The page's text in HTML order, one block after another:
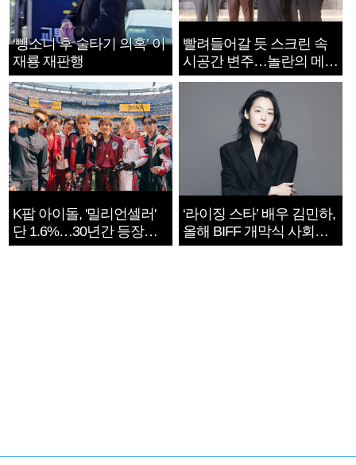
‘뺑소니 후 술타기 의혹’ 이
재룡 재판행
빨려들어갈 듯 스크린 속
시공간 변주…놀란의 메시
지는 ‘전쟁 속죄’
K팝 아이돌, '밀리언셀러'
단 1.6%…30년간 등장
1182개팀 전수조사
‘라이징 스타’ 배우 김민하,
올해 BIFF 개막식 사회자
확정